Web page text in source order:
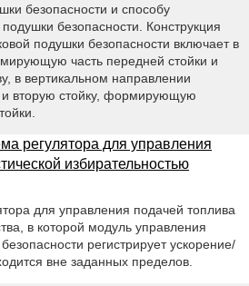
безопасности и способу
безопасности. Конструкция
подушки безопасности включает в
часть передней стойки и
в вертикальном направлении
и вторую стойку, формирующую
регулятора для управления
избирательностью
для управления подачей топлива
в которой модуль управления
регистрирует ускорение/
вне заданных пределов.